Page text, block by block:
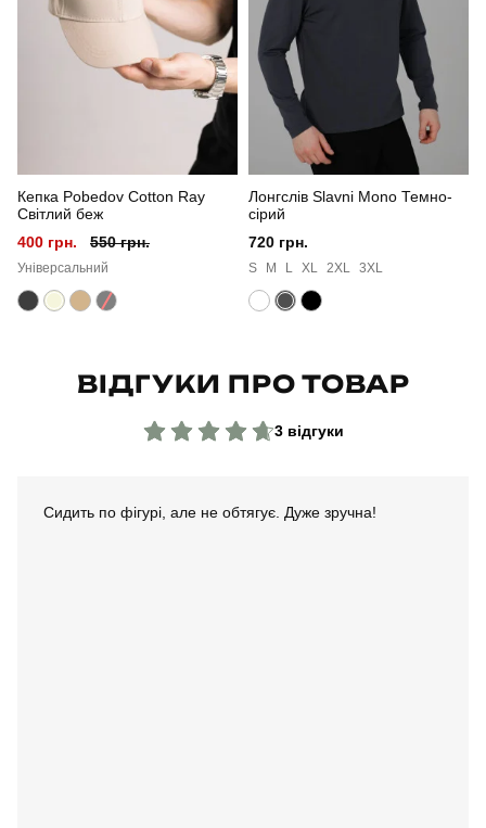
мілітарі
чорний
Матеріал поліестер
Склад тканини
Країна - виробник
Кепка Pobedov Cotton Ray
Світлий беж
400 грн.
550 грн.
Універсальний
Лонгслів Slavni Mono Темно-
сірий
720 грн.
S M L XL 2XL 3XL
ВІДГУКИ ПРО ТОВАР
3 відгуки
Сидить по фігурі, але не обтягує. Дуже зручна!